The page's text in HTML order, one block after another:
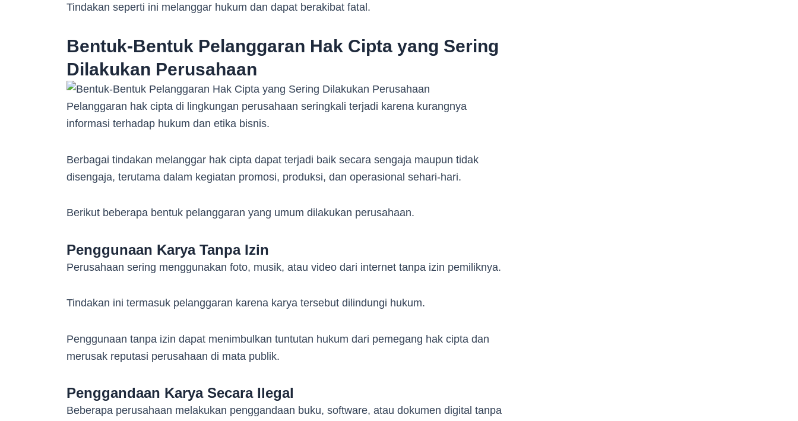
Tindakan seperti ini melanggar hukum dan dapat berakibat fatal.
Bentuk-Bentuk Pelanggaran Hak Cipta yang Sering
Dilakukan Perusahaan
Pelanggaran hak cipta di lingkungan perusahaan seringkali terjadi karena kurangnya
informasi terhadap hukum dan etika bisnis.
Berbagai tindakan melanggar hak cipta dapat terjadi baik secara sengaja maupun tidak
disengaja, terutama dalam kegiatan promosi, produksi, dan operasional sehari-hari.
Berikut beberapa bentuk pelanggaran yang umum dilakukan perusahaan.
Penggunaan Karya Tanpa Izin
Perusahaan sering menggunakan foto, musik, atau video dari internet tanpa izin pemiliknya.
Tindakan ini termasuk pelanggaran karena karya tersebut dilindungi hukum.
Penggunaan tanpa izin dapat menimbulkan tuntutan hukum dari pemegang hak cipta dan
merusak reputasi perusahaan di mata publik.
Penggandaan Karya Secara Ilegal
Beberapa perusahaan melakukan penggandaan buku, software, atau dokumen digital tanpa